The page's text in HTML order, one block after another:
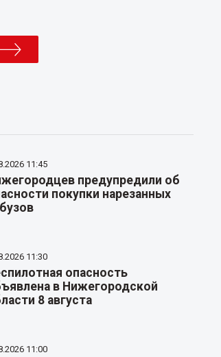
11:45
предупредили об
покупки нарезанных
11:30
опасность
в Нижегородской
8 августа
11:00